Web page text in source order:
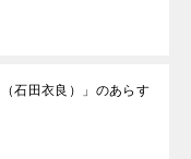
石田衣良）」のあらす